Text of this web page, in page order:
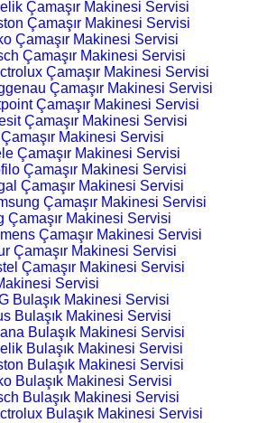
Çamaşır Makinesi Servisi
Çamaşır Makinesi Servisi
Çamaşır Makinesi Servisi
Çamaşır Makinesi Servisi
Çamaşır Makinesi Servisi
Çamaşır Makinesi Servisi
Çamaşır Makinesi Servisi
Çamaşır Makinesi Servisi
Çamaşır Makinesi Servisi
Çamaşır Makinesi Servisi
Çamaşır Makinesi Servisi
Çamaşır Makinesi Servisi
Çamaşır Makinesi Servisi
Çamaşır Makinesi Servisi
Çamaşır Makinesi Servisi
Çamaşır Makinesi Servisi
Çamaşır Makinesi Servisi
Servisi
Bulaşık Makinesi Servisi
Bulaşık Makinesi Servisi
Bulaşık Makinesi Servisi
Bulaşık Makinesi Servisi
Bulaşık Makinesi Servisi
Bulaşık Makinesi Servisi
Bulaşık Makinesi Servisi
Bulaşık Makinesi Servisi